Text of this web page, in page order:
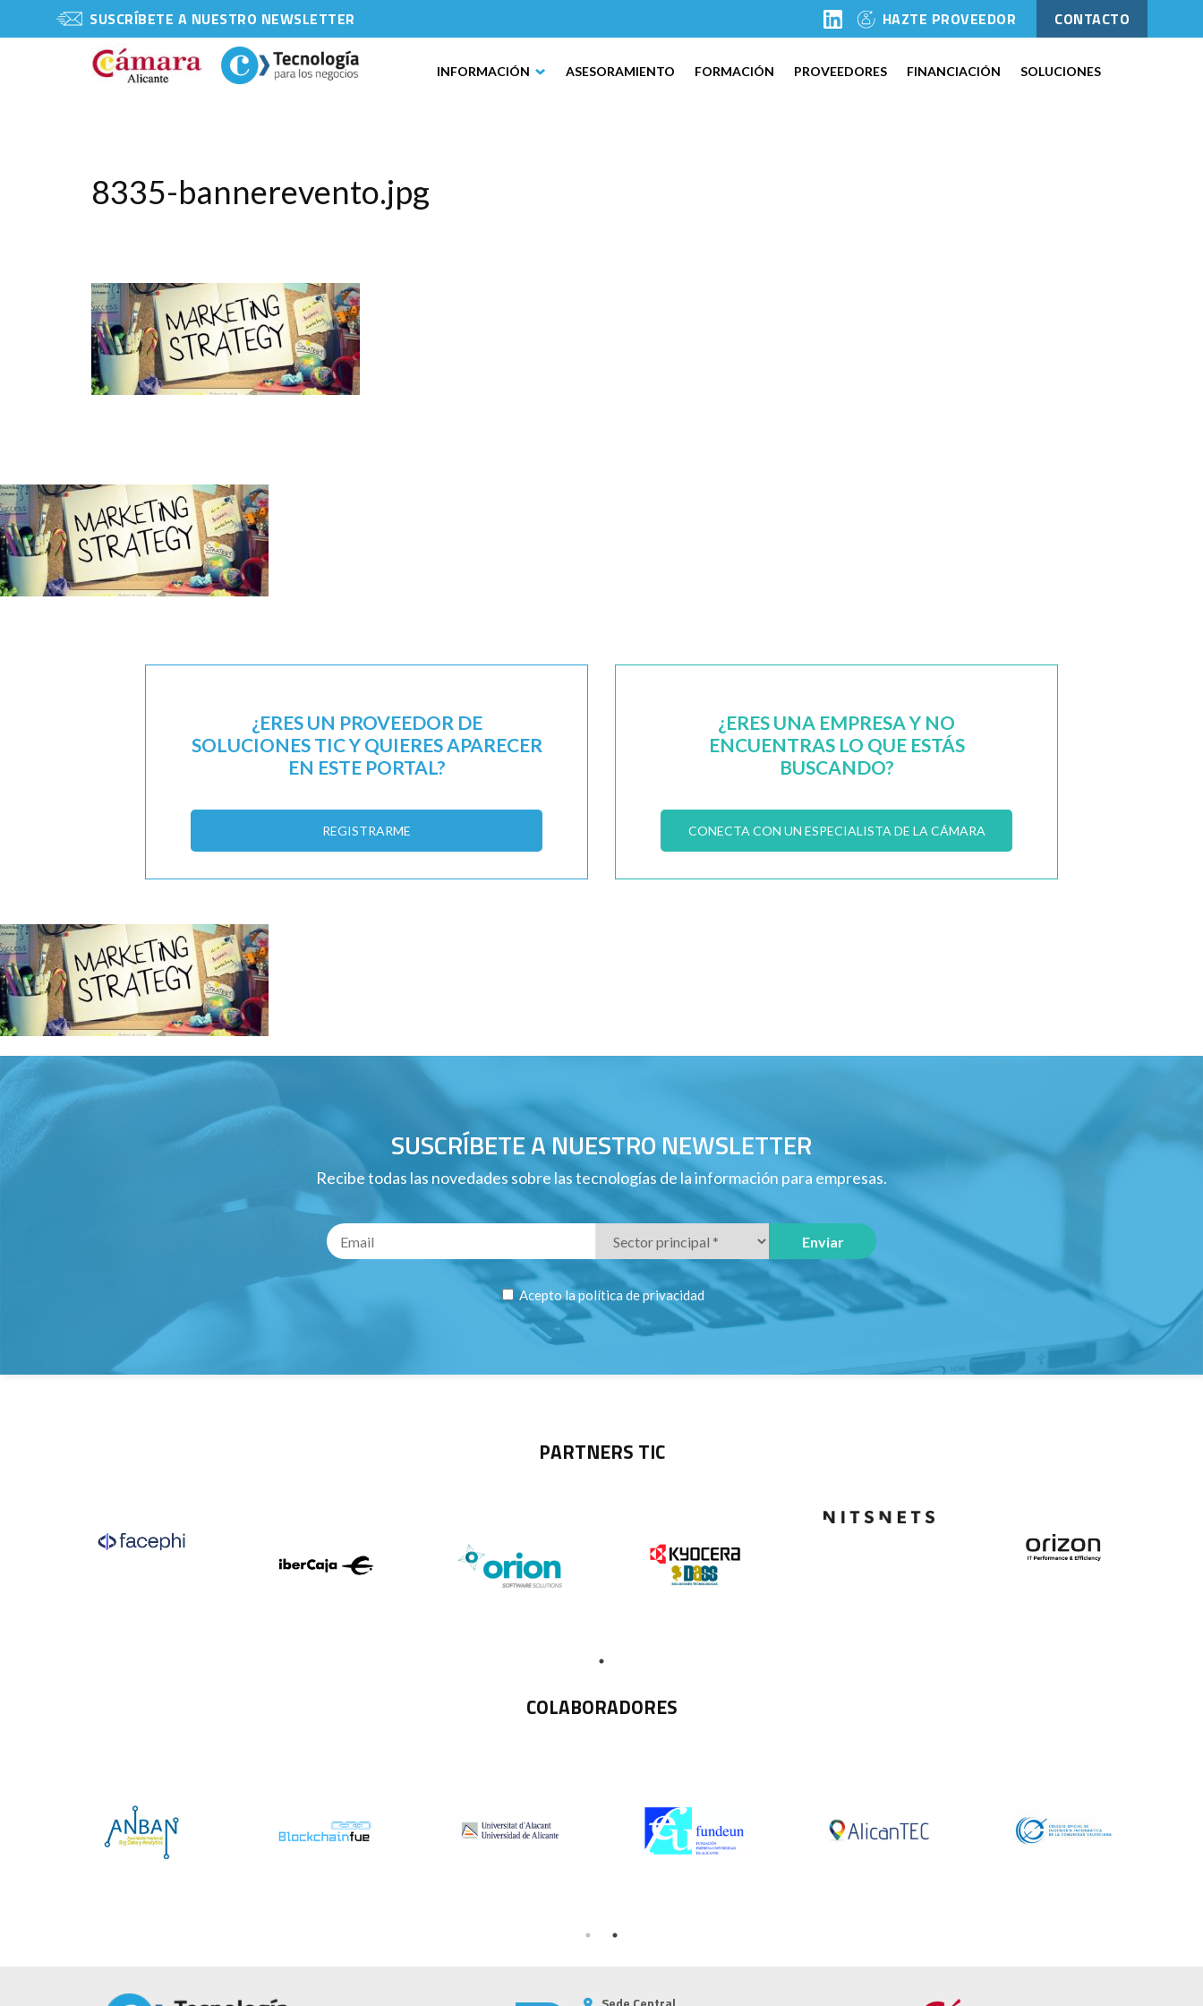
SUSCRÍBETE A NUESTRO NEWSLETTER HAZTE PROVEEDOR CONTACTO
INFORMACIÓN ASESORAMIENTO FORMACIÓN PROVEEDORES FINANCIACIÓN SOLUCIONES
8335-bannerevento.jpg
¿ERES UN PROVEEDOR DE
SOLUCIONES TIC Y QUIERES APARECER
EN ESTE PORTAL?
REGISTRARME
¿ERES UNA EMPRESA Y NO
ENCUENTRAS LO QUE ESTÁS
BUSCANDO?
CONECTA CON UN ESPECIALISTA DE LA CÁMARA
SUSCRÍBETE A NUESTRO NEWSLETTER
Recibe todas las novedades sobre las tecnologías de la información para empresas.
Acepto lapolítica de privacidad
PARTNERS TIC
COLABORADORES